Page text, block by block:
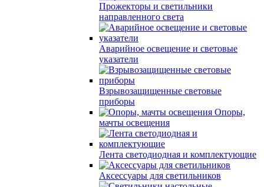
Прожекторы и светильники
направленного света
Аварийное освещение и световые
указатели
Взрывозащищенные световые
приборы
Опоры,
мачты освещения
Лента светодиодная и комплектующие
Аксессуары для светильников